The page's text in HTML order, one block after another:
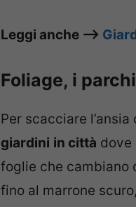
Leggi anche –>
Foliage, i
Per scacciare
giardini in città dove
foglie che cambiano
fino al marrone